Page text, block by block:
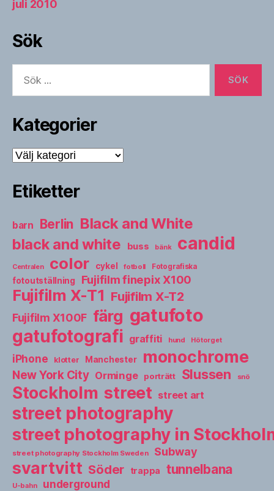
juli 2010
Sök
efter:
Kategorier
Kategorier
Etiketter
barn Berlin Black and White
black and white
buss bänk candid
Centralen color cykel fotboll Fotografiska
fotoutställning Fujifilm finepix X100
Fujifilm X-T1 Fujifilm X-T2
Fujifilm X100F färg gatufoto
gatufotografi graffiti hund Hötorget
iPhone klotter Manchester monochrome
New York City Orminge porträtt Slussen snö
Stockholm street street art
street photography
street photography in
street photography Stockholm Sweden Subway
svartvitt Söder trappa tunnelbana
U-bahn underground